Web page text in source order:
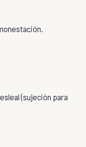
(sujeción para